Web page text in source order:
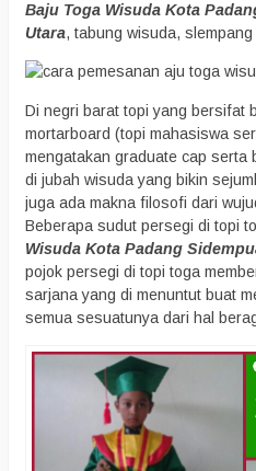
Baju Toga Wisuda Kota
Utara, tabung wisuda,
Di negri barat topi yang bersifat
mortarboard (topi mahasiswa
mengatakan graduate cap serta
di jubah wisuda yang bikin
juga ada makna filosofi dari
Beberapa sudut persegi di topi
Wisuda Kota Padang
pojok persegi di topi toga
sarjana yang di menuntut buat
semua sesuatunya dari hal